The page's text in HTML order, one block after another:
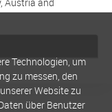
Technologien, um
zu messen, den
Website zu
über Benutzer